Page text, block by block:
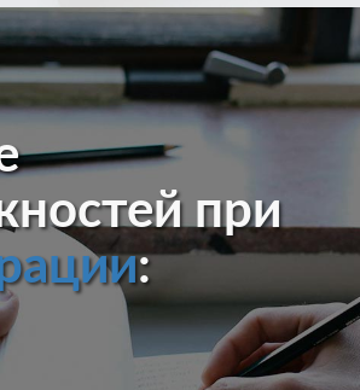
при
: